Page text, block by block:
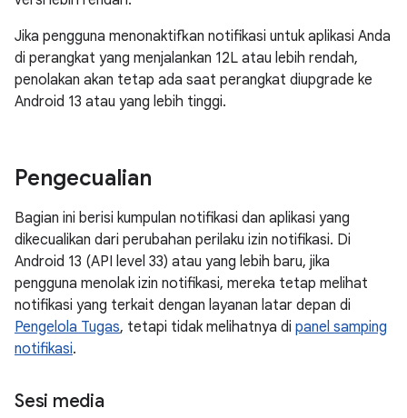
Jika pengguna menonaktifkan notifikasi untuk aplikasi Anda
di perangkat yang menjalankan 12L atau lebih rendah,
penolakan akan tetap ada saat perangkat diupgrade ke
Android 13 atau yang lebih tinggi.
Pengecualian
Bagian ini berisi kumpulan notifikasi dan aplikasi yang
dikecualikan dari perubahan perilaku izin notifikasi. Di
Android 13 (API level 33) atau yang lebih baru, jika
pengguna menolak izin notifikasi, mereka tetap melihat
notifikasi yang terkait dengan layanan latar depan di
Pengelola Tugas, tetapi tidak melihatnya di panel samping
notifikasi.
Sesi media